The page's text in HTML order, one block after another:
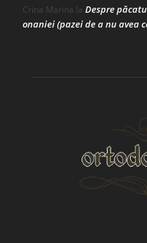
Crina Marina la Despre
onaniei (pazei de a nu avea